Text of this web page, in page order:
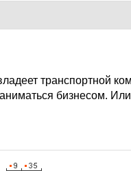
транспортной
бизнесом.